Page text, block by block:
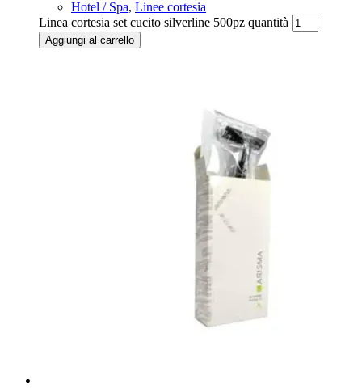
Hotel / Spa, Linee cortesia
Linea cortesia set cucito silverline 500pz quantità
Aggiungi al carrello